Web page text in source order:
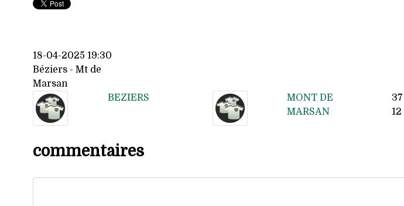
18-04-2025 19:30
Béziers - Mt de
Marsan
BEZIERS
MONT DE
MARSAN
37
12
commentaires